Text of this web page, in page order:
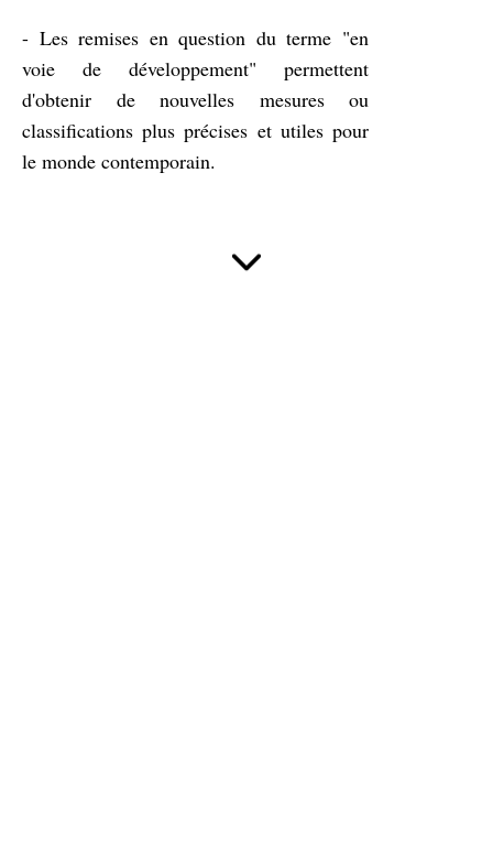
- Les remises en question du terme "en
voie de développement" permettent
d'obtenir de nouvelles mesures ou
classifications plus précises et utiles pour
le monde contemporain.